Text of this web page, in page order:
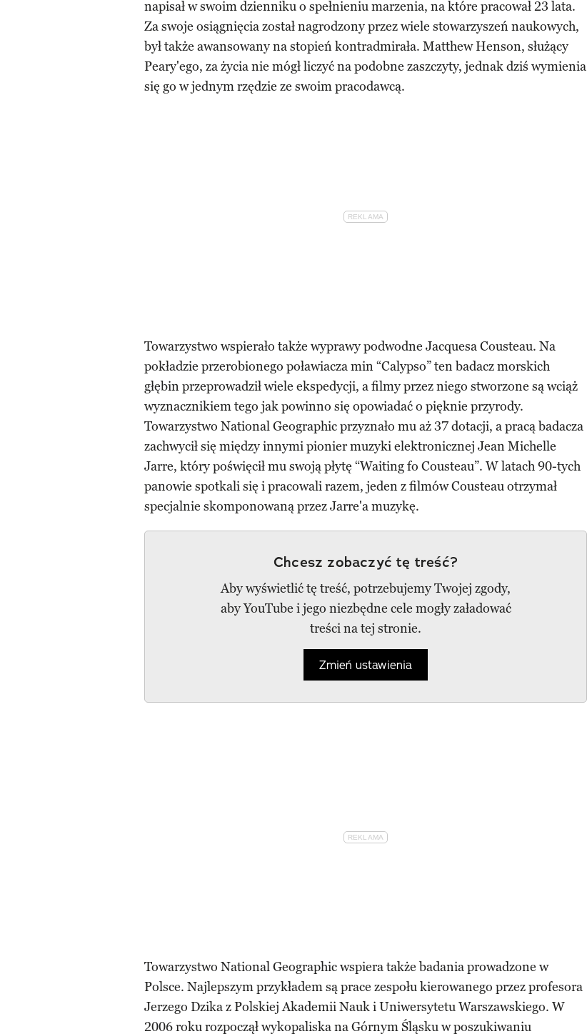
napisał w swoim dzienniku o spełnieniu marzenia, na które pracował 23 lata.
Za swoje osiągnięcia został nagrodzony przez wiele stowarzyszeń naukowych,
był także awansowany na stopień kontradmirała. Matthew Henson, służący
Peary'ego, za życia nie mógł liczyć na podobne zaszczyty, jednak dziś wymienia
się go w jednym rzędzie ze swoim pracodawcą.
Towarzystwo wspierało także wyprawy podwodne Jacquesa Cousteau. Na
pokładzie przerobionego poławiacza min “Calypso” ten badacz morskich
głębin przeprowadził wiele ekspedycji, a filmy przez niego stworzone są wciąż
wyznacznikiem tego jak powinno się opowiadać o pięknie przyrody.
Towarzystwo National Geographic przyznało mu aż 37 dotacji, a pracą badacza
zachwycił się między innymi pionier muzyki elektronicznej Jean Michelle
Jarre, który poświęcił mu swoją płytę “Waiting fo Cousteau”. W latach 90-tych
panowie spotkali się i pracowali razem, jeden z filmów Cousteau otrzymał
specjalnie skomponowaną przez Jarre'a muzykę.
Chcesz zobaczyć tę treść?
Aby wyświetlić tę treść, potrzebujemy Twojej zgody,
aby YouTube i jego niezbędne cele mogły załadować
treści na tej stronie.
Zmień ustawienia
Towarzystwo National Geographic wspiera także badania prowadzone w
Polsce. Najlepszym przykładem są prace zespołu kierowanego przez profesora
Jerzego Dzika z Polskiej Akademii Nauk i Uniwersytetu Warszawskiego. W
2006 roku rozpoczął wykopaliska na Górnym Śląsku w poszukiwaniu